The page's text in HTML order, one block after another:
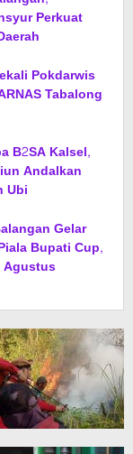
Perkuat
Pokdarwis
Tabalong
B2SA Kalsel,
Andalkan
Ubi
Gelar
Bupati Cup,
Agustus